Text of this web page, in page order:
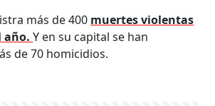
más de 400 muertes violentas
año.Y en su capital se han
de 70 homicidios.